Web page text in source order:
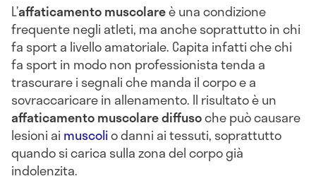
L’affaticamento muscolareè una condizione
frequente negli atleti, ma anche soprattutto in chi
fa sport a livello amatoriale. Capita infatti che chi
fa sport in modo non professionista tenda a
trascurare i segnali che manda il corpo e a
sovraccaricare in allenamento. Il risultato è un
affaticamento muscolare diffusoche può causare
lesioni ai muscolio danni ai tessuti, soprattutto
quando si carica sulla zona del corpo già
indolenzita.